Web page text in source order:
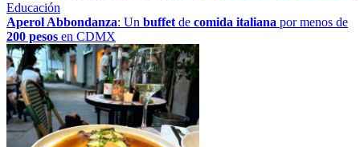
Educación
Aperol Abbondanza: Un buffet de comida italiana por menos de
200 pesos en CDMX